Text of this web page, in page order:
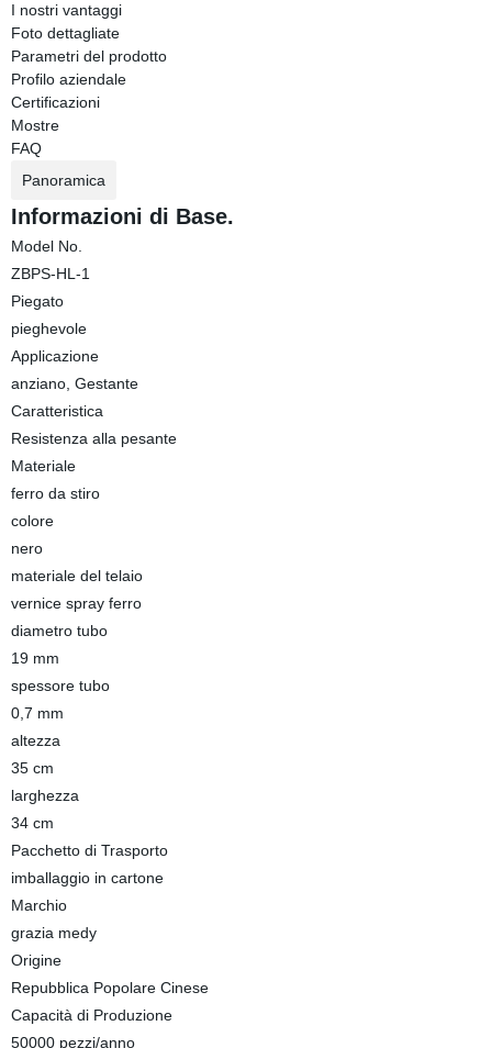
I nostri vantaggi
Foto dettagliate
Parametri del prodotto
Profilo aziendale
Certificazioni
Mostre
FAQ
Panoramica
Informazioni di Base.
Model No.
ZBPS-HL-1
Piegato
pieghevole
Applicazione
anziano, Gestante
Caratteristica
Resistenza alla pesante
Materiale
ferro da stiro
colore
nero
materiale del telaio
vernice spray ferro
diametro tubo
19 mm
spessore tubo
0,7 mm
altezza
35 cm
larghezza
34 cm
Pacchetto di Trasporto
imballaggio in cartone
Marchio
grazia medy
Origine
Repubblica Popolare Cinese
Capacità di Produzione
50000 pezzi/anno